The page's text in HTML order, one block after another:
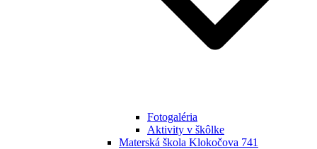
Fotogaléria
Aktivity v škôlke
Materská škola Klokočova 741